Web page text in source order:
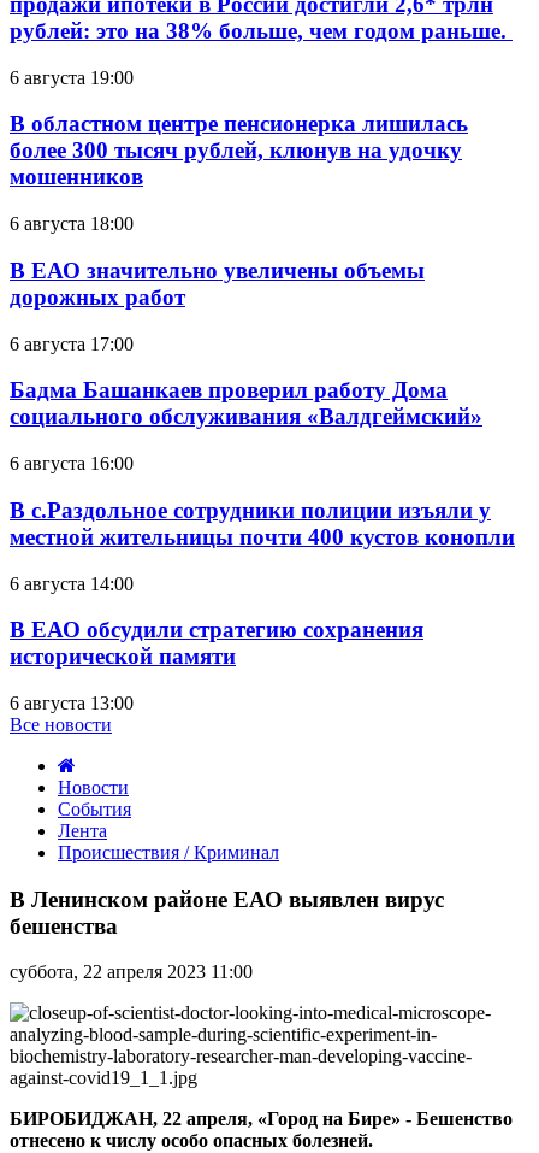
рублей: это на 38% больше, чем годом раньше.
6 августа 19:00
В областном центре пенсионерка лишилась
более 300 тысяч рублей, клюнув на удочку
мошенников
6 августа 18:00
В ЕАО значительно увеличены объемы
дорожных работ
6 августа 17:00
Бадма Башанкаев проверил работу Дома
социального обслуживания «Валдгеймский»
6 августа 16:00
В с.Раздольное сотрудники полиции изъяли у
местной жительницы почти 400 кустов конопли
6 августа 14:00
В ЕАО обсудили стратегию сохранения
исторической памяти
6 августа 13:00
Все новости
Новости
События
Лента
Происшествия / Криминал
Ленинском
ЕАО
вирус
бешенства
В Ленинском районе ЕАО выявлен вирус
бешенства
суббота, 22 апреля 2023 11:00
БИРОБИДЖАН, 22 апреля, «Город на Бире» - Бешенство
отнесено к числу особо опасных болезней.